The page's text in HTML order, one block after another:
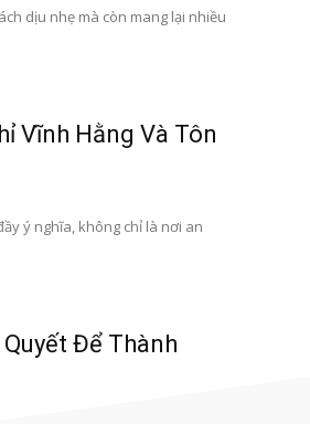
dịu nhẹ mà còn mang lại nhiều
Vĩnh Hằng Và Tôn
ý nghĩa, không chỉ là nơi an
Để Thành